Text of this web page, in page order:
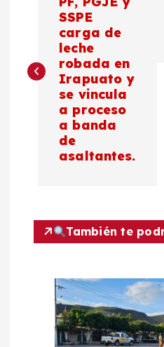
e
ó
SSPE
carga de
leche
robada en
Irapuato y
se vincula
a proceso
a banda
de
asaltantes.
También te